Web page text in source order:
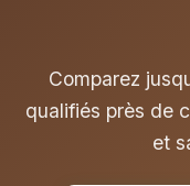
Comparez
qualifiés près de
et